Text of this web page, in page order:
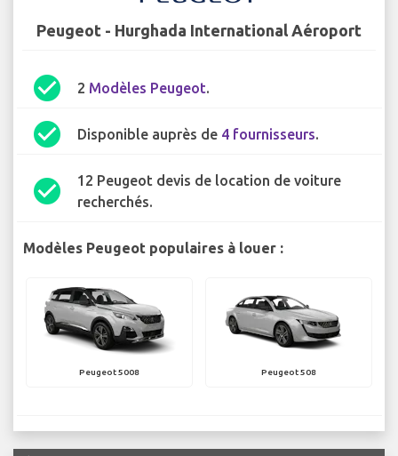
Peugeot - Hurghada International Aéroport
check_circle 2 Modèles Peugeot.
check_circle Disponible auprès de 4 fournisseurs.
check_circle
12 Peugeot devis de location de voiture
recherchés.
Modèles Peugeot populaires à louer :
Peugeot 5008 Peugeot 508